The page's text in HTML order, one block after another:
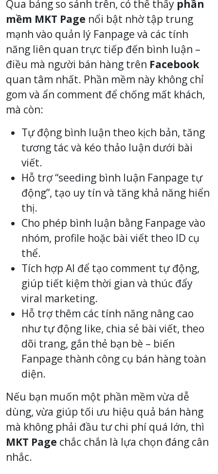
Qua bảng so sánh trên, có thể thấy phần
mềm MKT Page nổi bật nhờ tập trung
mạnh vào quản lý Fanpage và các tính
năng liên quan trực tiếp đến bình luận –
điều mà người bán hàng trên Facebook
quan tâm nhất. Phần mềm này không chỉ
gom và ẩn comment để chống mất khách,
mà còn:
Tự động bình luận theo kịch bản, tăng
tương tác và kéo thảo luận dưới bài
viết.
Hỗ trợ “seeding bình luận Fanpage tự
động”, tạo uy tín và tăng khả năng hiển
thị.
Cho phép bình luận bằng Fanpage vào
nhóm, profile hoặc bài viết theo ID cụ
thể.
Tích hợp AI để tạo comment tự động,
giúp tiết kiệm thời gian và thúc đẩy
viral marketing.
Hỗ trợ thêm các tính năng nâng cao
như tự động like, chia sẻ bài viết, theo
dõi trang, gắn thẻ bạn bè – biến
Fanpage thành công cụ bán hàng toàn
diện.
Nếu bạn muốn một phần mềm vừa dễ
dùng, vừa giúp tối ưu hiệu quả bán hàng
mà không phải đầu tư chi phí quá lớn, thì
MKT Page chắc chắn là lựa chọn đáng cân
nhắc.